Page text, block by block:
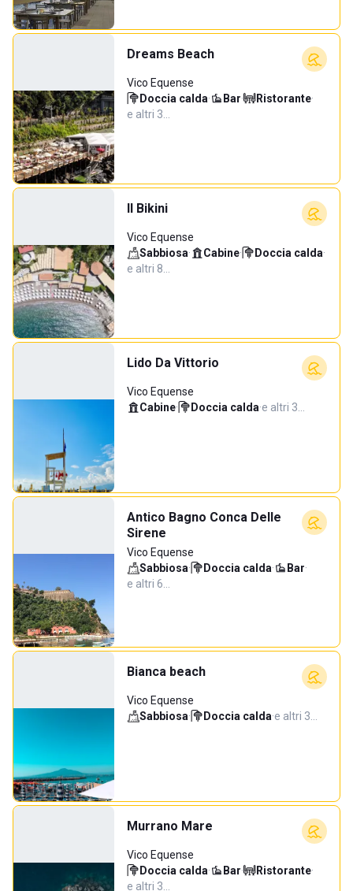
Dreams Beach
Vico Equense
Doccia calda· Bar· Ristorante·
e altri 3…
Il Bikini
Vico Equense
Sabbiosa· Cabine· Doccia calda·
e altri 8…
Lido Da Vittorio
Vico Equense
Cabine· Doccia calda·e altri 3…
Antico Bagno Conca Delle
Sirene
Vico Equense
Sabbiosa· Doccia calda· Bar·
e altri 6…
Bianca beach
Vico Equense
Sabbiosa· Doccia calda·e altri 3…
Murrano Mare
Vico Equense
Doccia calda· Bar· Ristorante·
e altri 3…